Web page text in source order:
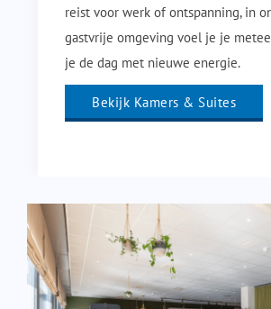
reist voor werk of ontspanning, in
gastvrije omgeving voel je je
je de dag met nieuwe energie.
Bekijk Kamers & Suites